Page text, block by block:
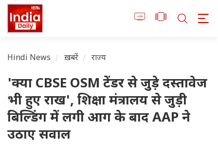
Hindi News ख़बरें राज्य
'क्या CBSE OSM टेंडर से जुड़े दस्तावेज
भी हुए राख', शिक्षा मंत्रालय से जुड़ी
बिल्डिंग में लगी आग के बाद AAP ने
उठाए सवाल